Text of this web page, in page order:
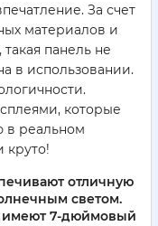
За счет
материалов и
панель не
в использовании.
которые
в реальном
круто!
отличную
светом.
7-дюймовый